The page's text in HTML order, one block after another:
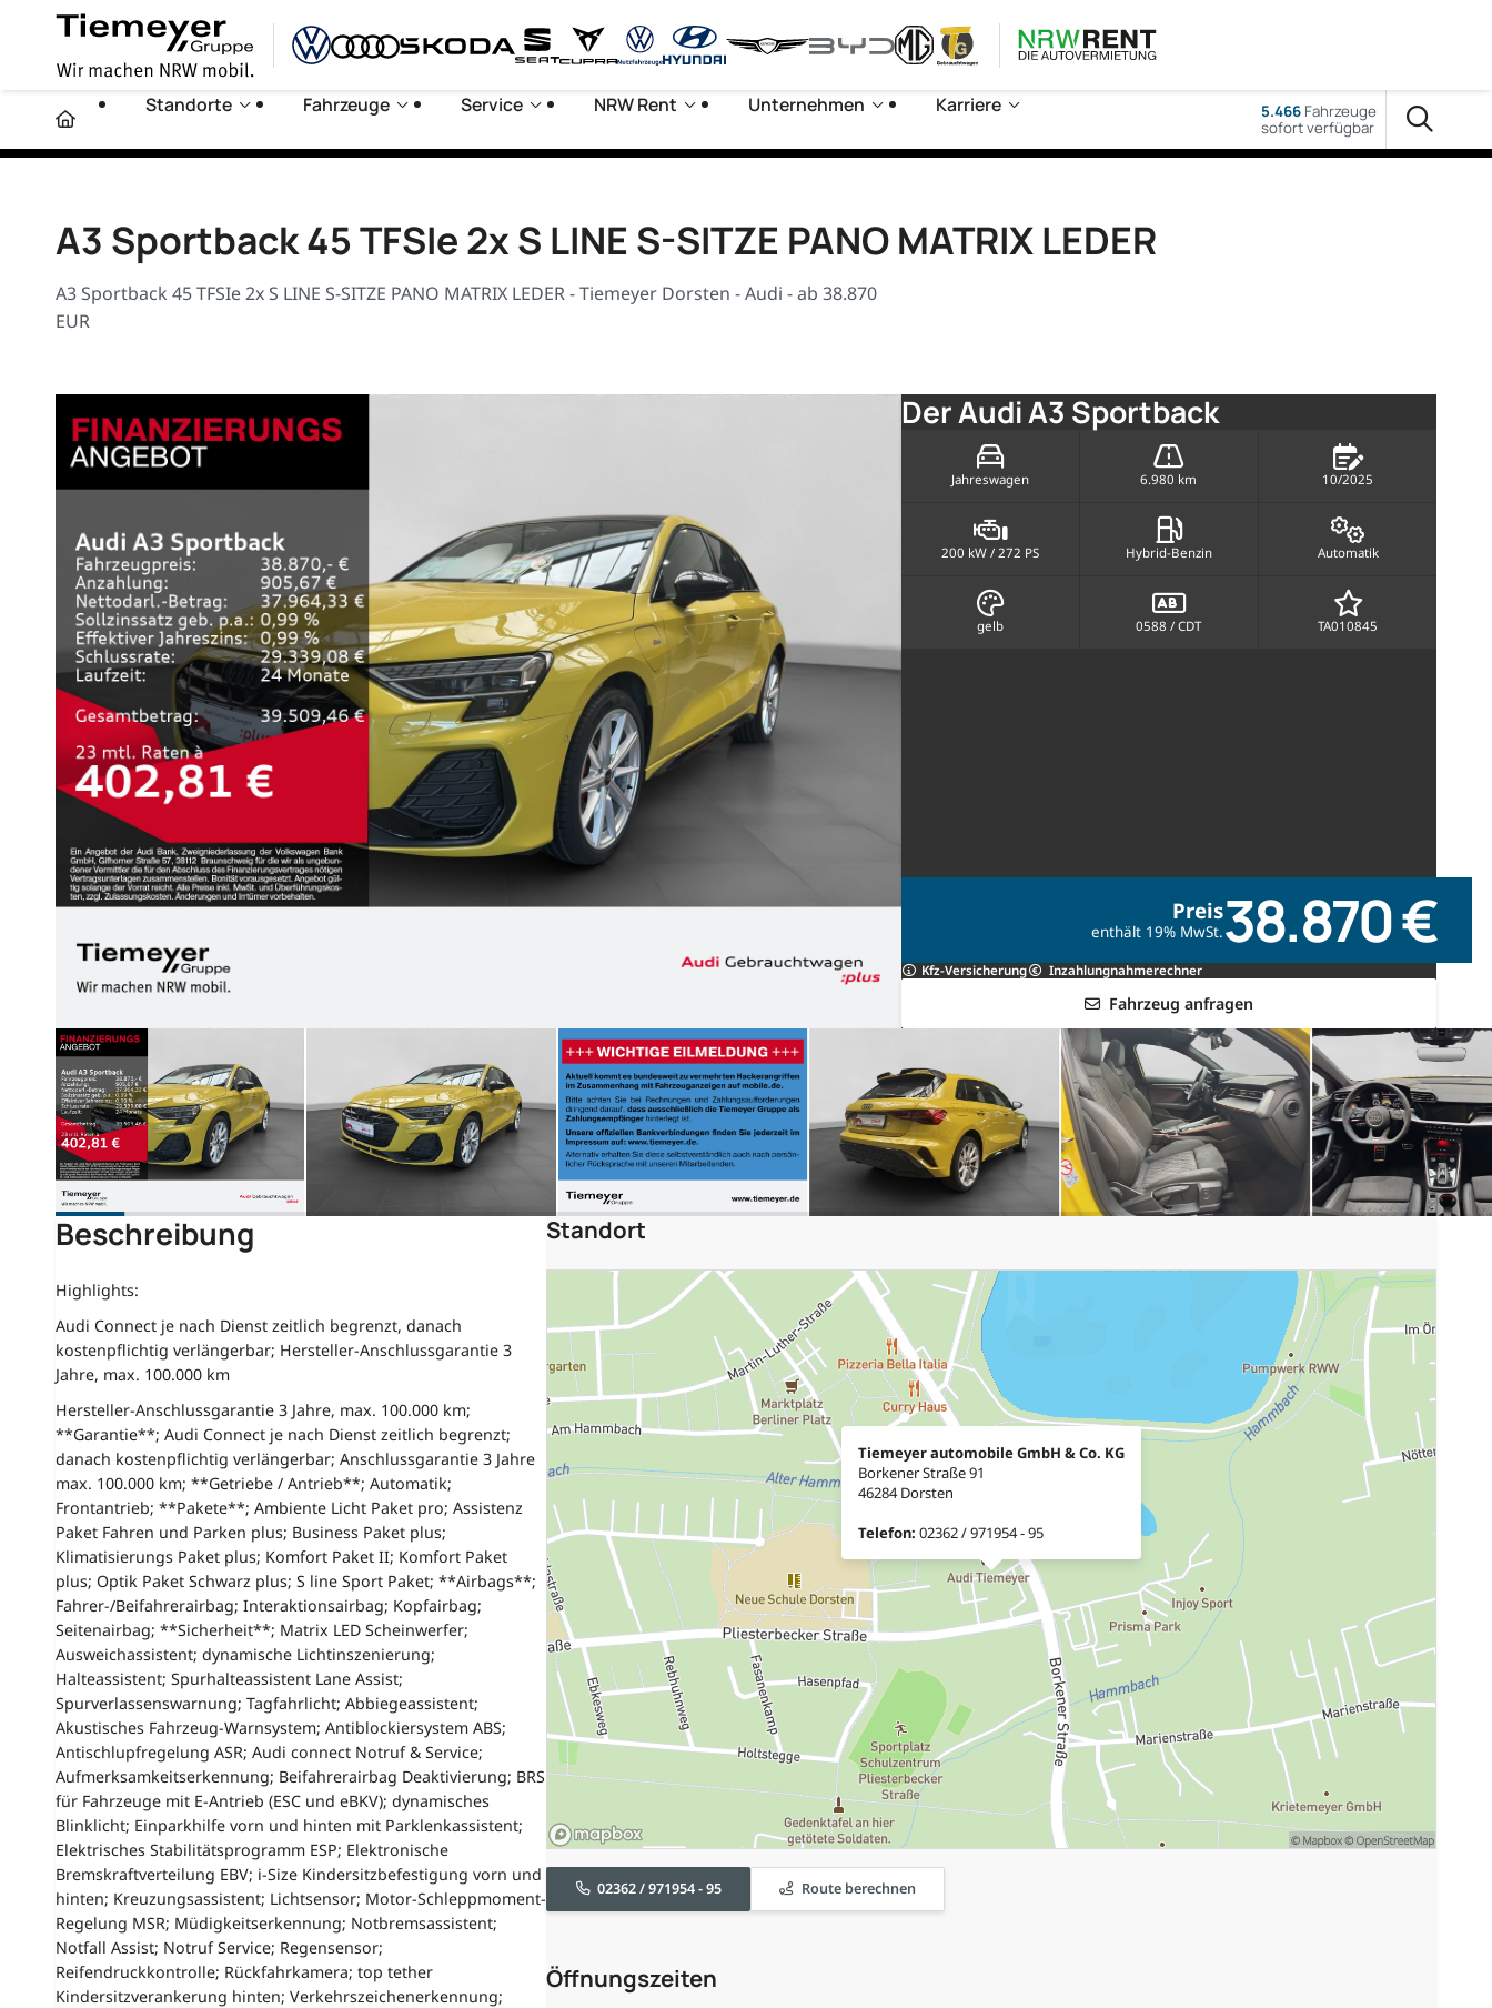
Standorte Fahrzeuge Service NRW Rent Unternehmen Karriere 5.466Fahrzeuge
sofort verfügbar
A3 Sportback 45 TFSIe 2x S LINE S-SITZE PANO MATRIX LEDER
A3 Sportback 45 TFSIe 2x S LINE S-SITZE PANO MATRIX LEDER - Tiemeyer Dorsten - Audi - ab 38.870
EUR
Der Audi A3 Sportback
Jahreswagen 6.980 km 10/2025
200 kW / 272 PS Hybrid-Benzin Automatik
gelb 0588 / CDT TA010845
Preis
enthält 19% MwSt.38.870 €
Kfz-Versicherung Inzahlungnahmerechner
Fahrzeug anfragen
Beschreibung
Highlights:
Audi Connect je nach Dienst zeitlich begrenzt, danach
kostenpflichtig verlängerbar; Hersteller-Anschlussgarantie 3
Jahre, max. 100.000 km
Hersteller-Anschlussgarantie 3 Jahre, max. 100.000 km;
**Garantie**; Audi Connect je nach Dienst zeitlich begrenzt;
danach kostenpflichtig verlängerbar; Anschlussgarantie 3 Jahre
max. 100.000 km; **Getriebe / Antrieb**; Automatik;
Frontantrieb; **Pakete**; Ambiente Licht Paket pro; Assistenz
Paket Fahren und Parken plus; Business Paket plus;
Klimatisierungs Paket plus; Komfort Paket II; Komfort Paket
plus; Optik Paket Schwarz plus; S line Sport Paket; **Airbags**;
Fahrer-/Beifahrerairbag; Interaktionsairbag; Kopfairbag;
Seitenairbag; **Sicherheit**; Matrix LED Scheinwerfer;
Ausweichassistent; dynamische Lichtinszenierung;
Halteassistent; Spurhalteassistent Lane Assist;
Spurverlassenswarnung; Tagfahrlicht; Abbiegeassistent;
Akustisches Fahrzeug-Warnsystem; Antiblockiersystem ABS;
Antischlupfregelung ASR; Audi connect Notruf & Service;
Aufmerksamkeitserkennung; Beifahrerairbag Deaktivierung; BRS
für Fahrzeuge mit E-Antrieb (ESC und eBKV); dynamisches
Blinklicht; Einparkhilfe vorn und hinten mit Parklenkassistent;
Elektrisches Stabilitätsprogramm ESP; Elektronische
Bremskraftverteilung EBV; i-Size Kindersitzbefestigung vorn und
hinten; Kreuzungsassistent; Lichtsensor; Motor-Schleppmoment-
Regelung MSR; Müdigkeitserkennung; Notbremsassistent;
Notfall Assist; Notruf Service; Regensensor;
Reifendruckkontrolle; Rückfahrkamera; top tether
Kindersitzverankerung hinten; Verkehrszeichenerkennung;
Standort
Tiemeyer automobile GmbH & Co. KG
Borkener Straße 91
46284 Dorsten
Telefon: 02362 / 971954 - 95
02362 / 971954 - 95 Route berechnen
Öffnungszeiten